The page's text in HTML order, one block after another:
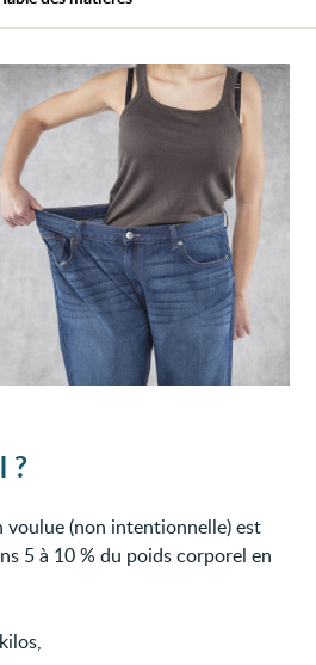
non
?
voulue (non intentionnelle) est
5 à 10 % du poids corporel en